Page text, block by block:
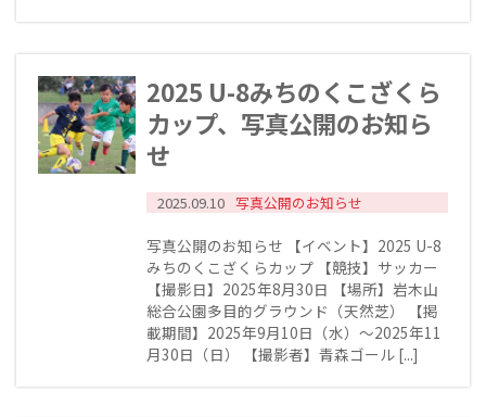
2025 U-8みちのくこざくら
カップ、写真公開のお知ら
せ
2025.09.10 写真公開のお知らせ
写真公開のお知らせ 【イベント】2025 U-8
みちのくこざくらカップ 【競技】サッカー
【撮影日】2025年8月30日 【場所】岩木山
総合公園多目的グラウンド（天然芝） 【掲
載期間】2025年9月10日（水）～2025年11
月30日（日） 【撮影者】青森ゴール [...]